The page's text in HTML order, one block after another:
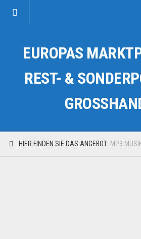
Kategorien
Auto & Motorrad
Fahrzeuge & Transport
EUROPAS
REST- &
HIER FINDEN SIE DAS ANGEBOT: MP3